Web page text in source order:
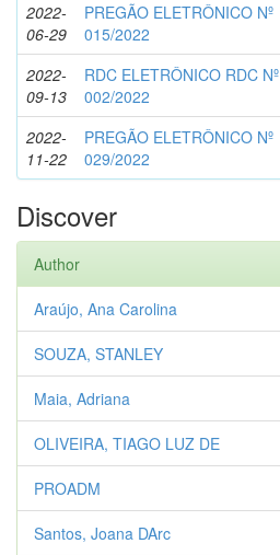
2022-
06-29
PREGÃO ELETRÔNICO Nº
015/2022
2022-
09-13
RDC ELETRÔNICO RDC Nº
002/2022
2022-
11-22
PREGÃO ELETRÔNICO Nº
029/2022
Discover
Author
Araújo, Ana Carolina
SOUZA, STANLEY
Maia, Adriana
OLIVEIRA, TIAGO LUZ DE
PROADM
Santos, Joana DArc